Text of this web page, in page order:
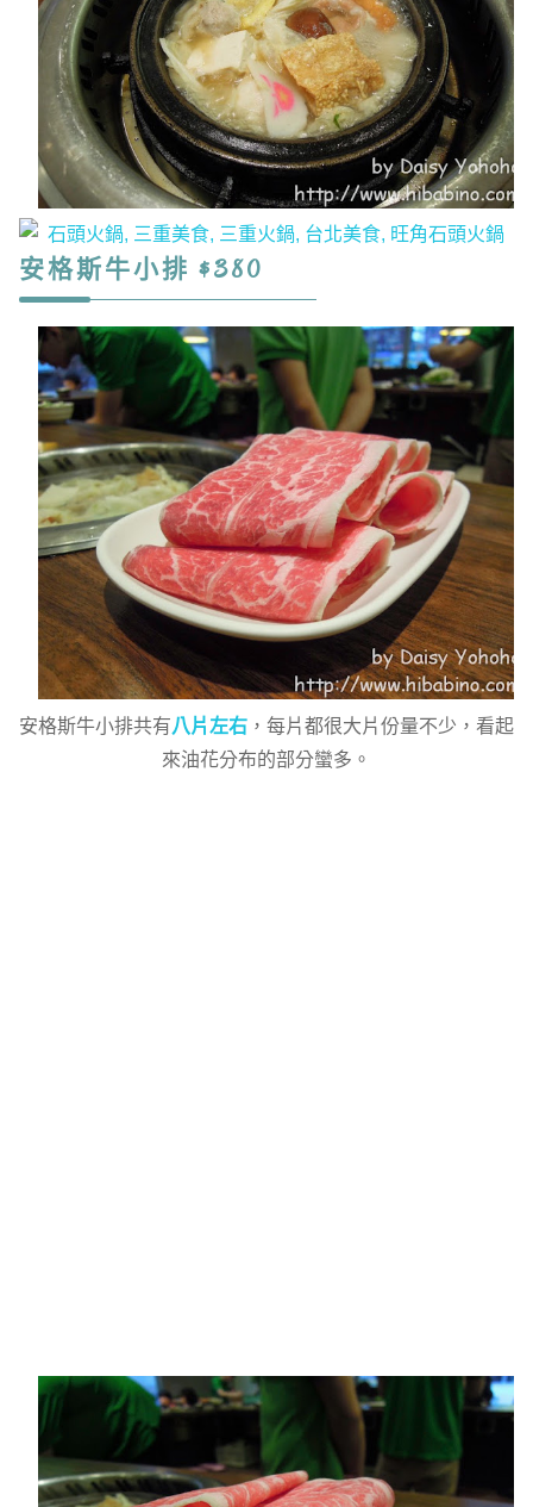
安格斯牛小排 $380
安格斯牛小排共有八片左右 ，每片都很大片份量不少，看起
來油花分布的部分蠻多。